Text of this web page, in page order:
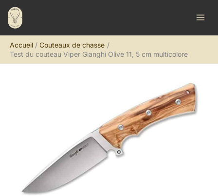
Aller
contenu
Accueil
Couteaux de chasse
Test du couteau Viper Gianghi Olive 11, 5 cm multicolore
R
e
h